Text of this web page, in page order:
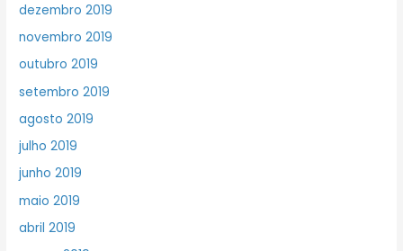
dezembro 2019
novembro 2019
outubro 2019
setembro 2019
agosto 2019
julho 2019
junho 2019
maio 2019
abril 2019